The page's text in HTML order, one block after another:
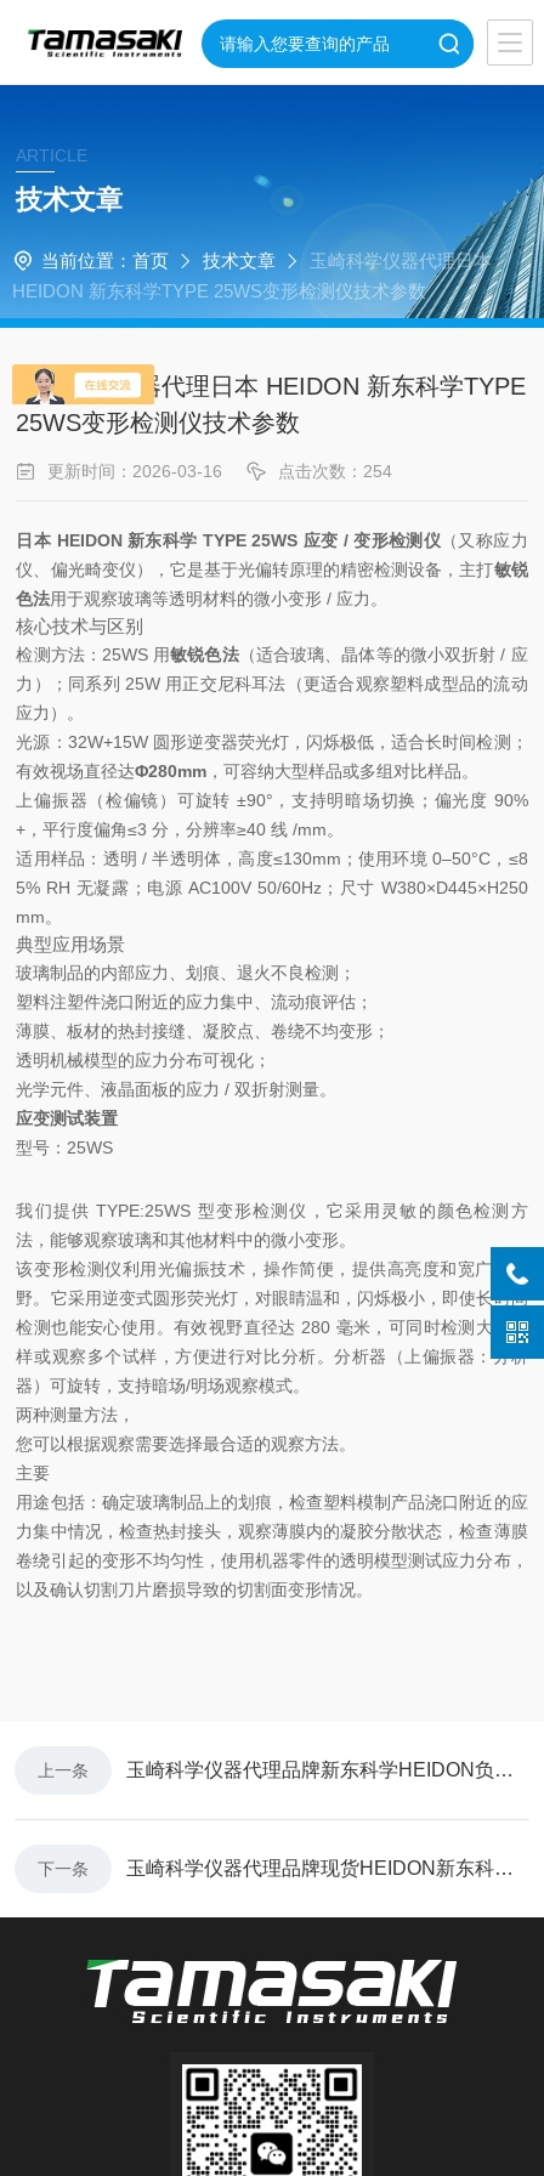
ARTICLE
技术文章
当前位置： 首页 技术文章
玉崎科学仪器代理日本
HEIDON 新东科学TYPE 25WS变形检测仪技术参数
玉崎科学仪器代理日本 HEIDON 新东科学TYPE
25WS变形检测仪技术参数
更新时间：2026-03-16 点击次数：254
日本 HEIDON 新东科学 TYPE 25WS 应变 / 变形检测仪 （又称应力
仪、偏光畸变仪），它是基于光偏转原理的精密检测设备，主打敏锐
色法用于观察玻璃等透明材料的微小变形 / 应力。
核心技术与区别
检测方法：25WS 用敏锐色法（适合玻璃、晶体等的微小双折射 / 应
力）；同系列 25W 用正交尼科耳法（更适合观察塑料成型品的流动
应力）。
光源：32W+15W 圆形逆变器荧光灯，闪烁极低，适合长时间检测；
有效视场直径达Φ280mm ，可容纳大型样品或多组对比样品。
上偏振器（检偏镜）可旋转 ±90°，支持明暗场切换；偏光度 90%
+，平行度偏角≤3 分，分辨率≥40 线 /mm。
适用样品：透明 / 半透明体，高度≤130mm；使用环境 0–50°C，≤8
5% RH 无凝露；电源 AC100V 50/60Hz；尺寸 W380×D445×H250
mm。
典型应用场景
玻璃制品的内部应力、划痕、退火不良检测；
塑料注塑件浇口附近的应力集中、流动痕评估；
薄膜、板材的热封接缝、凝胶点、卷绕不均变形；
透明机械模型的应力分布可视化；
光学元件、液晶面板的应力 / 双折射测量。
应变测试装置
型号：25WS
我们提供 TYPE:25WS 型变形检测仪，它采用灵敏的颜色检测方
法，能够观察玻璃和其他材料中的微小变形。
该变形检测仪利用光偏振技术，操作简便，提供高亮度和宽广的视
野。它采用逆变式圆形荧光灯，对眼睛温和，闪烁极小，即使长时间
检测也能安心使用。有效视野直径达 280 毫米，可同时检测大型试
样或观察多个试样，方便进行对比分析。分析器（上偏振器：分析
器）可旋转，支持暗场/明场观察模式。
两种测量方法，
您可以根据观察需要选择最合适的观察方法。
主要
用途包括：确定玻璃制品上的划痕，检查塑料模制产品浇口附近的应
力集中情况，检查热封接头，观察薄膜内的凝胶分散状态，检查薄膜
卷绕引起的变形不均匀性，使用机器零件的透明模型测试应力分布，
以及确认切割刀片磨损导致的切割面变形情况。
上一条 玉崎科学仪器代理品牌新东科学HEIDON负载可变摩擦磨损试验系统型号HHS2000S
下一条 玉崎科学仪器代理品牌现货HEIDON新东科学TYPE 25W应变测试装置的技术参数